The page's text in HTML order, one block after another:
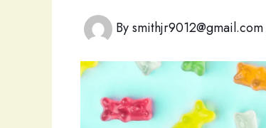
Bysmithjr9012@gmail.com